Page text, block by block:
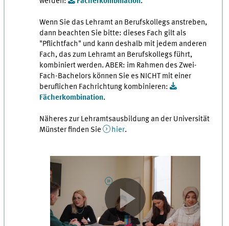
Wenn Sie das Lehramt an Berufskollegs anstreben,
dann beachten Sie bitte: dieses Fach gilt als
"Pflichtfach" und kann deshalb mit jedem anderen
Fach, das zum Lehramt an Berufskollegs führt,
kombiniert werden. ABER: im Rahmen des Zwei-
Fach-Bachelors können Sie es NICHT mit einer
beruflichen Fachrichtung kombinieren:
Fächerkombination.
Näheres zur Lehramtsausbildung an der Universität
Münster finden Sie
hier.